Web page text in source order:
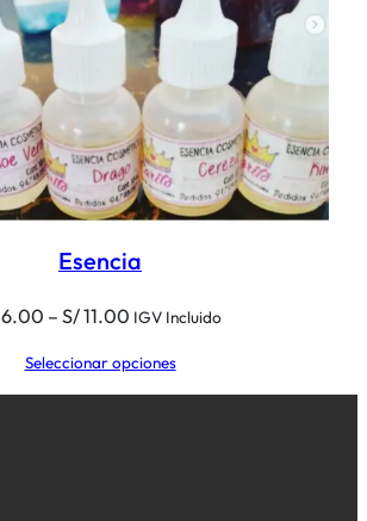
Esencia
– S/11.00Rango
precios:
IGV Incluido
Seleccionar opciones